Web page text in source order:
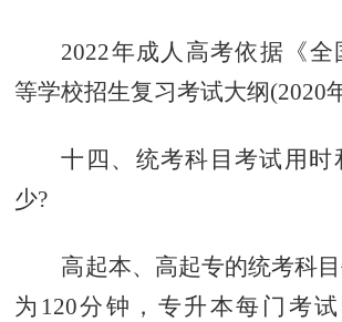
2022年成人高考依据《
等学校招生复习考试大纲(2020
十四、统考科目考试用时
少?
高起本、高起专的统考科
为120分钟，专升本每门考